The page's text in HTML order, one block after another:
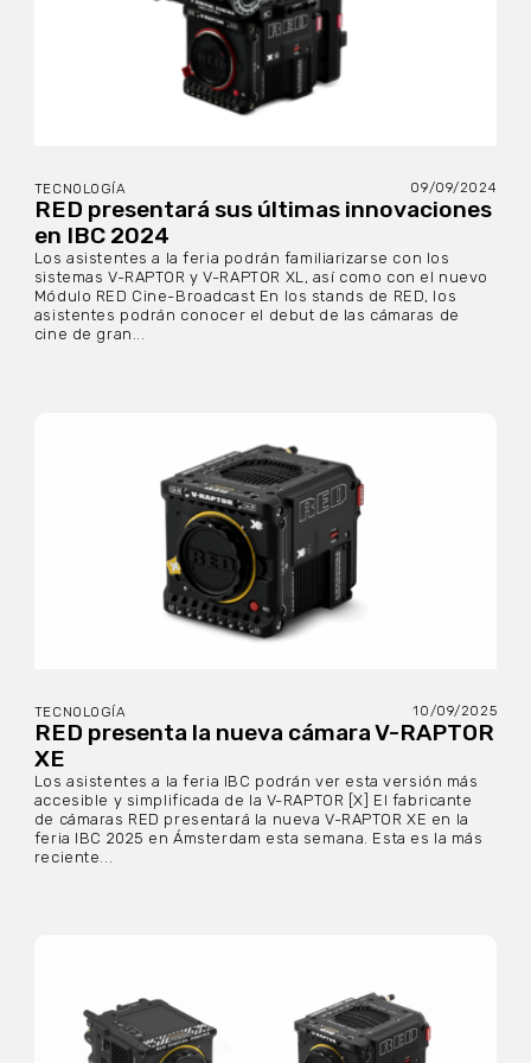
TECNOLOGÍA 09/09/2024
RED presentará sus últimas innovaciones
en IBC 2024
Los asistentes a la feria podrán familiarizarse con los
sistemas V-RAPTOR y V-RAPTOR XL, así como con el nuevo
Módulo RED Cine-Broadcast En los stands de RED, los
asistentes podrán conocer el debut de las cámaras de
cine de gran...
TECNOLOGÍA 10/09/2025
RED presenta la nueva cámara V-RAPTOR
XE
Los asistentes a la feria IBC podrán ver esta versión más
accesible y simplificada de la V-RAPTOR [X] El fabricante
de cámaras RED presentará la nueva V-RAPTOR XE en la
feria IBC 2025 en Ámsterdam esta semana. Esta es la más
reciente...